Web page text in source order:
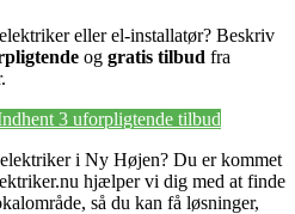
eller el-installatør? Beskriv
og gratis tilbud fra
3 uforpligtende tilbud
i Ny Højen? Du er kommet
hjælper vi dig med at finde
så du kan få løsninger,